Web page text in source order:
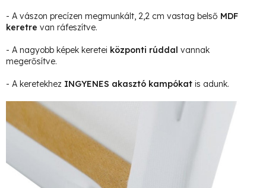
- A vászon precízen megmunkált, 2,2 cm vastag belső MDF
keretre van ráfeszítve.
- A nagyobb képek keretei központi rúddal vannak
megerősítve.
- A keretekhez INGYENES akasztó kampókat is adunk.